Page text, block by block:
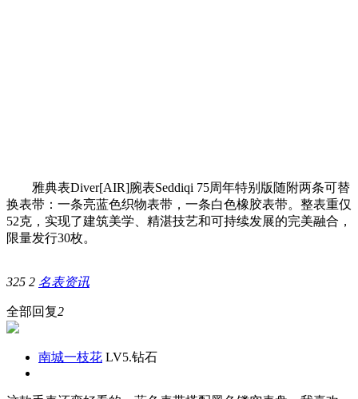
雅典表Diver[AIR]腕表Seddiqi 75周年特别版随附两条可替
换表带：一条亮蓝色织物表带，一条白色橡胶表带。整表重仅
52克，实现了建筑美学、精湛技艺和可持续发展的完美融合，
限量发行30枚。
325 2 名表资讯
全部回复2
南城一枝花 LV5.钻石